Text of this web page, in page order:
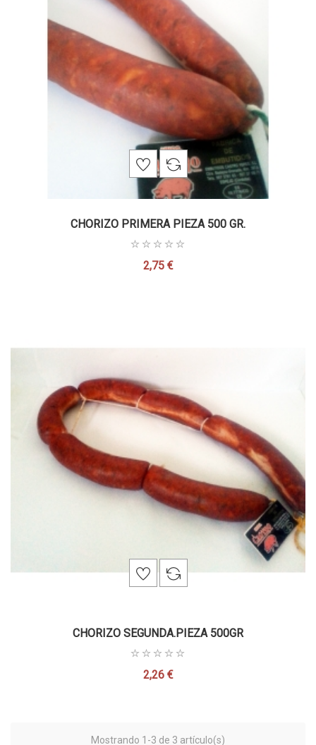
CHORIZO PRIMERA PIEZA 500 GR.
Precio
2,75 €
CHORIZO SEGUNDA.PIEZA 500GR
Precio
2,26 €
Mostrando 1-3 de 3 artículo(s)